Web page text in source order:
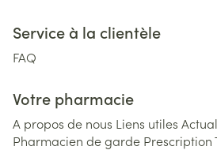
Service à la clientèle
FAQ
Votre pharmacie
A propos de nous Liens utiles
Pharmacien de garde Prescription